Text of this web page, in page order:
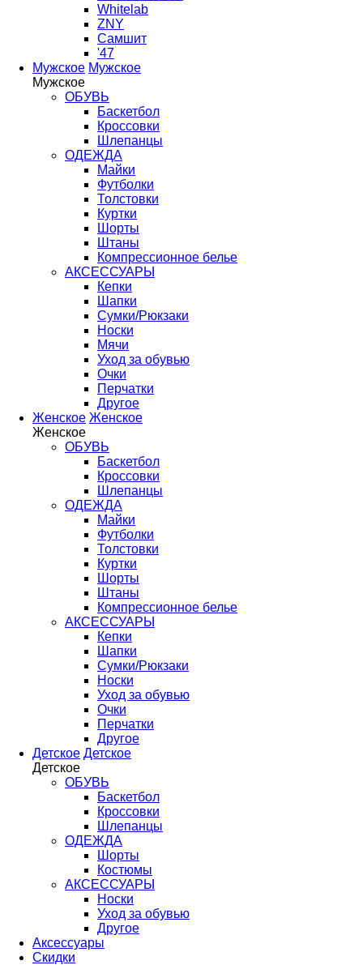
Whitelab
ZNY
Самшит
'47
Мужское Мужское
Мужское
ОБУВЬ
Баскетбол
Кроссовки
Шлепанцы
ОДЕЖДА
Майки
Футболки
Толстовки
Куртки
Шорты
Штаны
Компрессионное белье
АКСЕССУАРЫ
Кепки
Шапки
Сумки/Рюкзаки
Носки
Мячи
Уход за обувью
Очки
Перчатки
Другое
Женское Женское
Женское
ОБУВЬ
Баскетбол
Кроссовки
Шлепанцы
ОДЕЖДА
Майки
Футболки
Толстовки
Куртки
Шорты
Штаны
Компрессионное белье
АКСЕССУАРЫ
Кепки
Шапки
Сумки/Рюкзаки
Носки
Уход за обувью
Очки
Перчатки
Другое
Детское Детское
Детское
ОБУВЬ
Баскетбол
Кроссовки
Шлепанцы
ОДЕЖДА
Шорты
Костюмы
АКСЕССУАРЫ
Носки
Уход за обувью
Другое
Аксессуары
Скидки